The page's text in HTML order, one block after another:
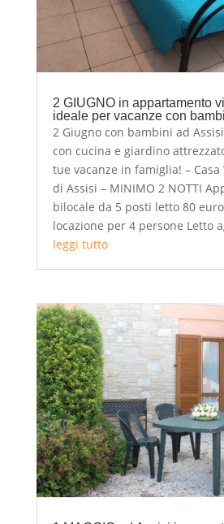
2 GIUGNO in appartamento
ideale per vacanze con
2 Giugno con bambini ad
con cucina e giardino
tue vacanze in famiglia! – Casa
di Assisi – MINIMO 2 NOTTI
bilocale da 5 posti letto 80
locazione per 4 persone Letto
leggi tutto